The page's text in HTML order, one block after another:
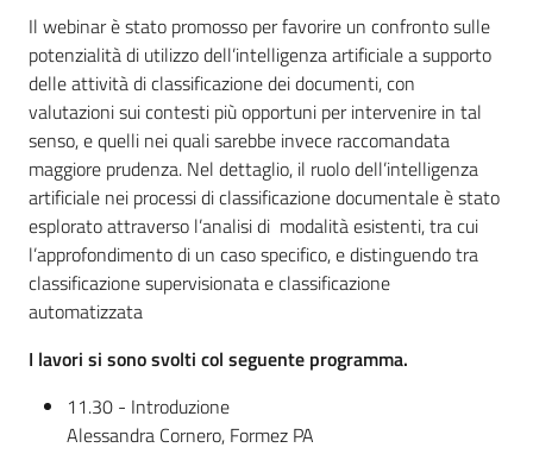
Il webinar è stato promosso per favorire un confronto sulle
potenzialità di utilizzo dell’intelligenza artificiale a supporto
delle attività di classificazione dei documenti, con
valutazioni sui contesti più opportuni per intervenire in tal
senso, e quelli nei quali sarebbe invece raccomandata
maggiore prudenza. Nel dettaglio, il ruolo dell’intelligenza
artificiale nei processi di classificazione documentale è stato
esplorato attraverso l’analisi di modalità esistenti, tra cui
l’approfondimento di un caso specifico, e distinguendo tra
classificazione supervisionata e classificazione
automatizzata
I lavori si sono svolti col seguente programma.
11.30 - Introduzione
Alessandra Cornero, Formez PA